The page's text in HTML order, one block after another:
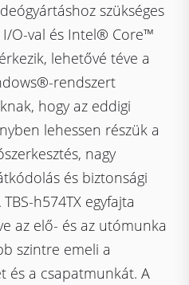
szükséges
I/O-val és Intel® Core™
lehetővé téve a
rendszert
hogy az eddigi
lehessen részük a
nagy
és biztonsági
h574TX egyfajta
az elő- és az utómunka
szintre emeli a
és a csapatmunkát. A